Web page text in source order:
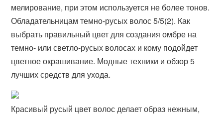
мелирование, при этом используется не более тонов.
Обладательницам темно-русых волос 5/5(2). Как
выбрать правильный цвет для создания омбре на
темно- или светло-русых волосах и кому подойдет
цветное окрашивание. Модные техники и обзор 5
лучших средств для ухода.
Красивый русый цвет волос делает образ нежным,